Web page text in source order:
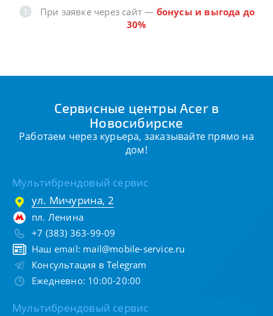
При заявке через сайт— бонусы и выгода до
30%
Сервисные центры Acer в
Новосибирске
Работаем через курьера, заказывайте прямо на
дом!
Мультибрендовый сервис
ул. Мичурина, 2
пл. Ленина
+7 (383) 363-99-09
Наш email: mail@mobile-service.ru
Консультация в Telegram
Ежедневно: 10:00-20:00
Мультибрендовый сервис